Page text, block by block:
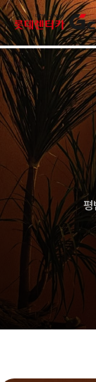
skip navigation
평